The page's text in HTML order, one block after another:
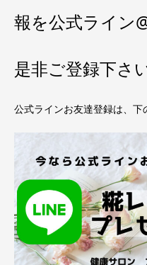
報を公式ライン
是非ご登録下さ
公式ラインお友達登録は、下